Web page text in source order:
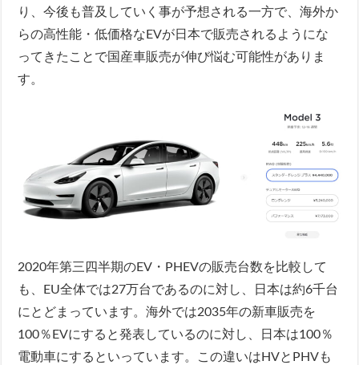
り、今後も普及していく事が予想される一方で、海外か
らの高性能・低価格なEVが日本で販売されるようにな
ってきたことで国産車販売が伸び悩む可能性がありま
す。
2020年第三四半期のEV・PHEVの販売台数を比較して
も、EU全体では27万台であるのに対し、日本は約6千台
にとどまっています。海外では2035年の新車販売を
100％EVにすると発表しているのに対し、日本は100％
電動車にするといっています。この違いはHVとPHVも